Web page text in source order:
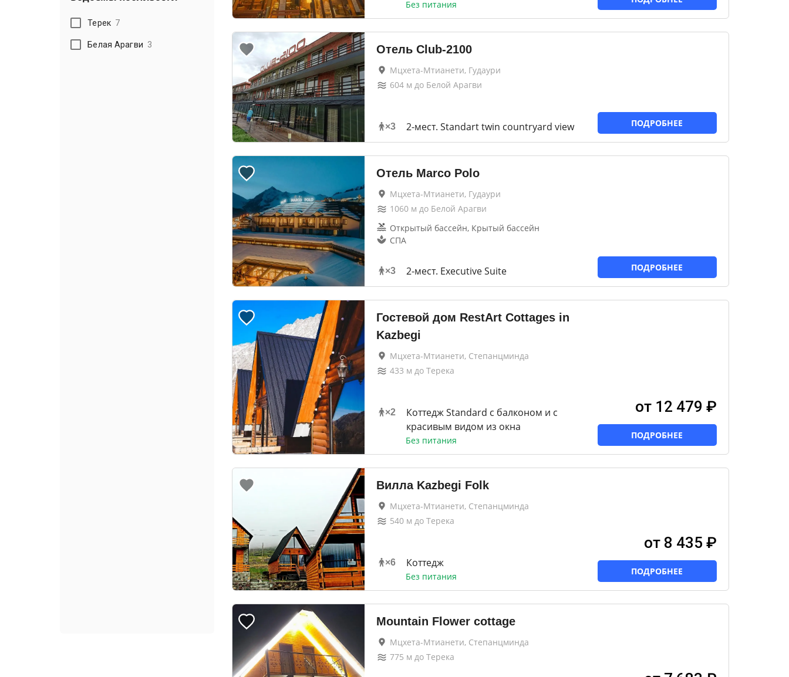
Терек 7
Белая Арагви 3
Без питания
Отель Club-2100
Мцхета-Мтианети, Гудаури
604м до Белой Арагви
×3 2-мест. Standart twin countryard view ПОДРОБНЕЕ
Отель Marco Polo
Мцхета-Мтианети, Гудаури
1060м до Белой Арагви
Открытый бассейн, Крытый бассейн
СПА
×3 2-мест. Executive Suite ПОДРОБНЕЕ
Гостевой дом RestArt Cottages in
Kazbegi
Мцхета-Мтианети, Степанцминда
433 м до Терека
×2
Коттедж Standard с балконом и с
красивым видом из окна
Без питания
от 12 479 ₽
ПОДРОБНЕЕ
Вилла Kazbegi Folk
Мцхета-Мтианети, Степанцминда
540м до Терека
×6 Коттедж
Без питания
от 8 435 ₽
ПОДРОБНЕЕ
Mountain Flower cottage
Мцхета-Мтианети, Степанцминда
775 м до Терека